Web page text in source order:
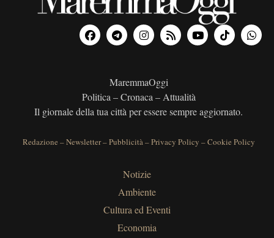
MaremmaOggi
Politica – Cronaca – Attualità
Il giornale della tua città per essere sempre aggiornato.
Redazione –Newsletter–Pubblicità–Privacy Policy –Cookie Policy
Notizie
Ambiente
Cultura ed Eventi
Economia